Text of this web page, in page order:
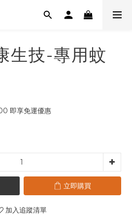
生技-專用蚊
即享免運優惠
立即購買
加入追蹤清單